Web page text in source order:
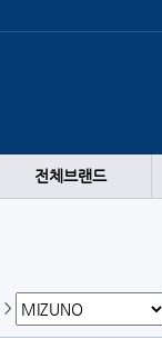
전체브랜드
>